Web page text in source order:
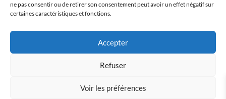
ne pas consentir ou de retirer son consentement peut avoir un effet négatif sur
certaines caractéristiques et fonctions.
Accepter
Refuser
Voir les préférences
Conditions générales de vente
Copyright BlackStarPro © 2025